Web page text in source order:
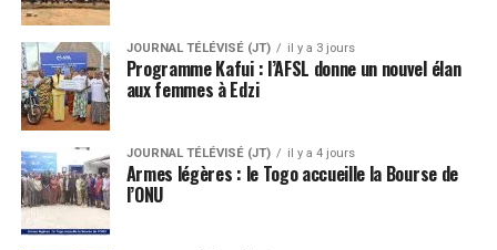
JOURNAL TÉLÉVISÉ (JT) il y a 3 jours
Programme Kafui : l’AFSL donne un nouvel élan
aux femmes à Edzi
JOURNAL TÉLÉVISÉ (JT) il y a 4 jours
Armes légères : le Togo accueille la Bourse de
l’ONU